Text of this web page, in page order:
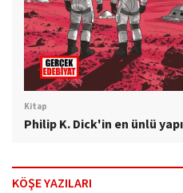
Kitap
Philip K. Dick'in en ünlü
KÖŞE YAZILARI